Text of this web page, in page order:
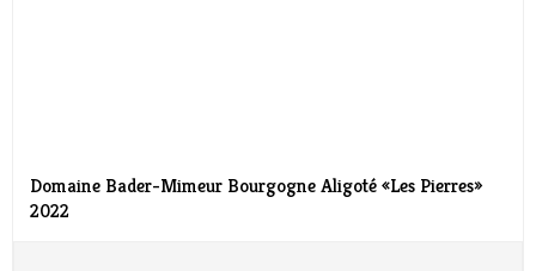
Domaine Bader-Mimeur Bourgogne Aligoté «Les Pierres»
2022